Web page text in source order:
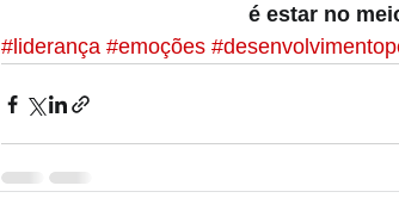
é estar no
#liderança #emoções